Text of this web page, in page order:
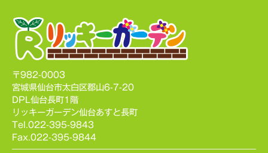
〒982-0003
宮城県仙台市太白区郡山6-7-20
DPL仙台長町1階
リッキーガーデン仙台あすと長町
Tel.022-395-9843
Fax.022-395-9844